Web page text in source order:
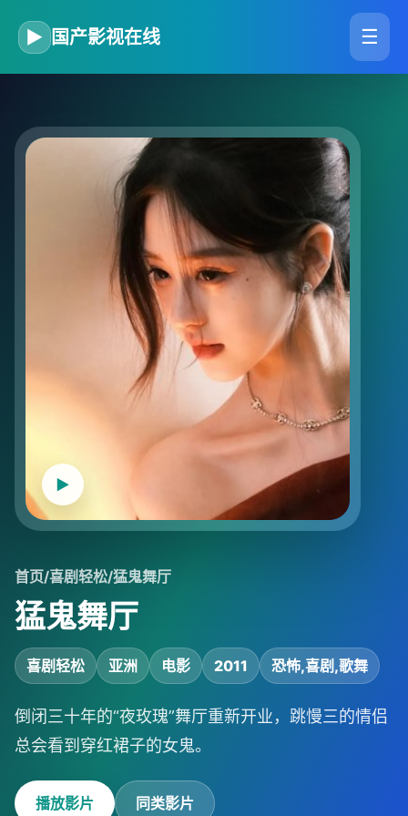
▶ 国产影视在线 ☰
首页/喜剧轻松/猛鬼舞厅
猛鬼舞厅
喜剧轻松 亚洲 电影 2011 恐怖,喜剧,歌舞
倒闭三十年的“夜玫瑰”舞厅重新开业，跳慢三的情侣
总会看到穿红裙子的女鬼。
播放影片 同类影片